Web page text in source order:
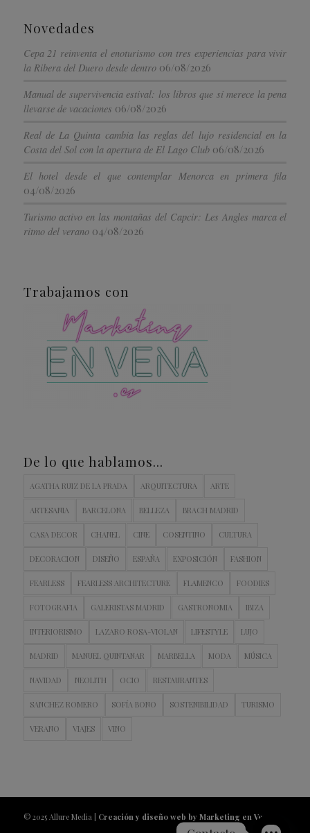
Novedades
Cepa 21 reinventa el enoturismo con tres experiencias para vivir
la Ribera del Duero desde dentro 06/08/2026
Manual de supervivencia estival: los libros que sí merece la pena
llevarse de vacaciones 06/08/2026
Real de La Quinta cambia las reglas del lujo residencial en la
Costa del Sol con la apertura de El Lago Club 06/08/2026
El hotel desde el que contemplar Menorca en primera fila
04/08/2026
Turismo activo en las montañas del Capcir: Les Angles marca el
ritmo del verano 04/08/2026
Trabajamos con
De lo que hablamos…
AGATHA RUIZ DE LA PRADA ARQUITECTURA ARTE
ARTESANIA BARCELONA BELLEZA BRACH MADRID
CASA DECOR CHANEL CINE COSENTINO CULTURA
DECORACION DISEÑO ESPAÑA EXPOSICIÓN FASHION
FEARLESS FEARLESS ARCHITECTURE FLAMENCO FOODIES
FOTOGRAFIA GALERISTAS MADRID GASTRONOMIA IBIZA
INTERIORISMO LAZARO ROSA-VIOLAN LIFESTYLE LUJO
MADRID MANUEL QUINTANAR MARBELLA MODA MÚSICA
NAVIDAD NEOLITH OCIO RESTAURANTES
SANCHEZ ROMERO SOFÍA BONO SOSTENIBILIDAD TURISMO
VERANO VIAJES VINO
© 2025 Allure Media | Creación y diseño web by Marketing en Vena